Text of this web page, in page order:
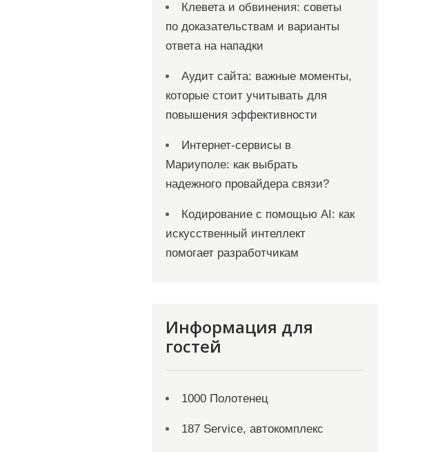
Клевета и обвинения: советы
по доказательствам и варианты
ответа на нападки
Аудит сайта: важные моменты,
которые стоит учитывать для
повышения эффективности
Интернет-сервисы в
Мариуполе: как выбрать
надежного провайдера связи?
Кодирование с помощью AI: как
искусственный интеллект
помогает разработчикам
Информация для
гостей
1000 Полотенец
187 Service, автокомплекс